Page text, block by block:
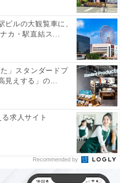
ビルの大観覧車に、
カ・駅直結ス...
」スタンダードプ
見えする」の...
求人サイト
Recommended by